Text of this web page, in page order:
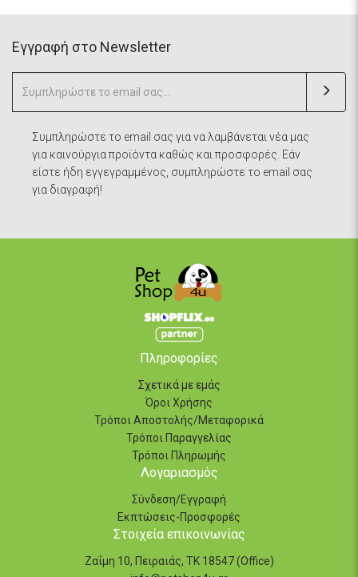
Eγγραφή στο Newsletter
Συμπληρώστε το email σας για να λαμβάνεται νέα μας
για καινούργια προϊόντα καθώς και προσφορές. Εάν
είστε ήδη εγγεγραμμένος, συμπληρώστε το email σας
για διαγραφή!
Πληροφορίες
Σχετικά με εμάς
Όροι Χρήσης
Τρόποι Αποστολής/Μεταφορικά
Τρόποι Παραγγελίας
Τρόποι Πληρωμής
Λογαριασμός
Σύνδεση/Εγγραφή
Εκπτώσεις-Προσφορές
Στοιχεία επικοινωνίας
Ζαΐμη 10, Πειραιάς, ΤΚ 18547 (Office)